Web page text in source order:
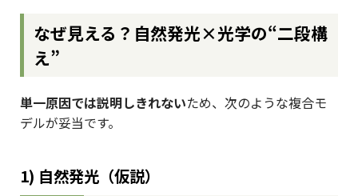
なぜ見える？――自然発光×光学の“二段構
え”
単一原因では説明しきれないため、次のような複合モ
デルが妥当です。
1) 自然発光（仮説）